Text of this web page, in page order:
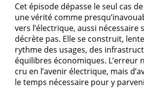
Cet épisode dépasse le seul cas
une vérité comme
vers l’électrique, aussi nécessaire
décrète pas. Elle se construit,
rythme des usages, des
équilibres économiques. L’erreur
cru en l’avenir électrique, mais
le temps nécessaire pour y